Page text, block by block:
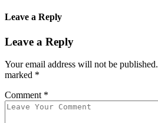
Leave a Reply
Leave a Reply
Your email address will not be published.
marked *
Comment *